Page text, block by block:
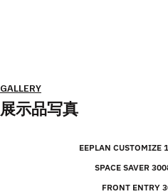
GALLERY
展示品写真
EEPLAN CUSTOMIZE
SPACE SAVER
FRONT ENTRY